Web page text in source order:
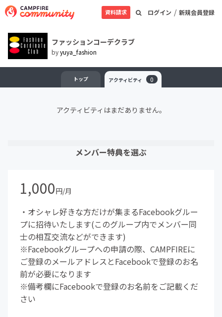
ログイン / 新規会員登録
資料請求
ファッションコーデクラブ
byyuya_fashion
トップ アクティビティ 0
アクティビティはまだありません。
メンバー特典を選ぶ
1,000円/月
・オシャレ好きな方だけが集まるFacebookグルー
プに招待いたします(このグループ内でメンバー同
士の相互交流などができます)
※Facebookグループへの申請の際、CAMPFIREに
ご登録のメールアドレスとFacebookで登録のお名
前が必要になります
※備考欄にFacebookで登録のお名前をご記載くだ
さい